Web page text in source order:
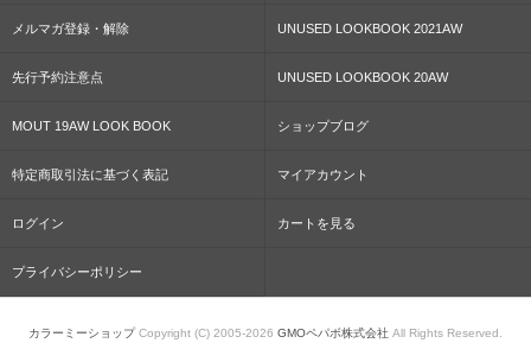
メルマガ登録・解除 UNUSED LOOKBOOK 2021AW
先行予約注意点 UNUSED LOOKBOOK 20AW
MOUT 19AW LOOK BOOK ショップブログ
特定商取引法に基づく表記 マイアカウント
ログイン カートを見る
プライバシーポリシー
カラーミーショップCopyright (C) 2005-2026 GMOペパボ株式会社 All Rights Reserved.